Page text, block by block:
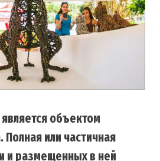
объектом
Полная или частичная
и размещенных в ней